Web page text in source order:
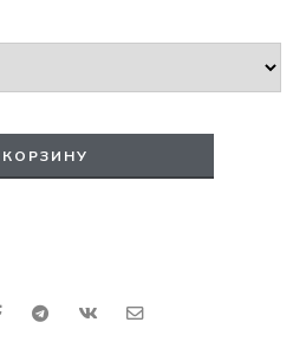
КОРЗИНУ